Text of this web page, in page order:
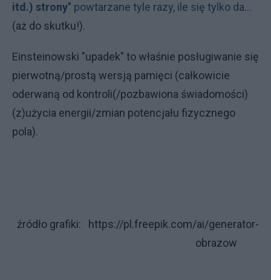
itd.) strony" powtarzane tyle razy, ile się tylko da...
(aż do skutku!).
Einsteinowski "upadek" to właśnie posługiwanie się
pierwotną/prostą wersją pamięci (całkowicie
oderwaną od kontroli(/pozbawiona świadomości)
(z)użycia energii/zmian potencjału fizycznego
pola).
źródło grafiki: https://pl.freepik.com/ai/generator-
obrazow